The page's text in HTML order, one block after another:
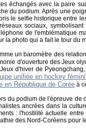
échangés avec la paire
du podium. Après une
le selfie historique entre
sociaux,
de l'emblématique
la photo qui a fait le tour du
un baromètre des
d'ouverture des Jeux
d'hiver de
unifiée en hockey
en République de Corée à
du podium de l'épreuve de
ancrées dans la
: l'hostilité actuelle
des Nord-Coréens pour